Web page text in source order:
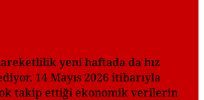
yeni haftada da hız
14 Mayıs 2026 itibarıyla
takip ettiği ekonomik verilerin